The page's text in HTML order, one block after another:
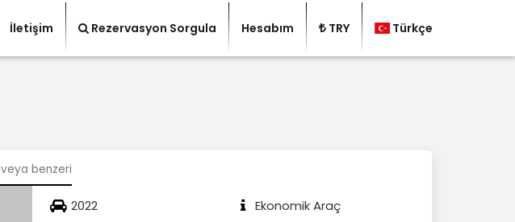
İletişim Rezervasyon Sorgula Hesabım TRY Türkçe
veya benzeri
2022 Ekonomik Araç